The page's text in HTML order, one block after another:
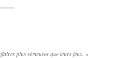
plus sérieuses que leurs jeux. »